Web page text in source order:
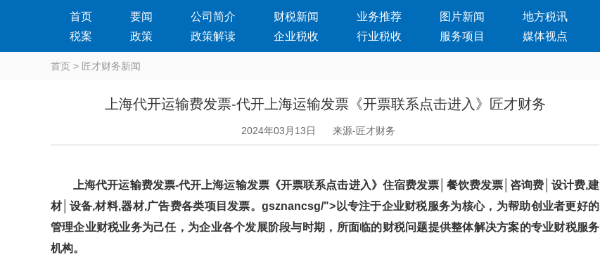
首页 要闻 公司简介 财税新闻 业务推荐 图片新闻 地方税讯
税案
政策 政策解读 企业税收 行业税收 服务项目 媒体视点
首页 > 匠才财务新闻
上海代开运输费发票-代开上海运输发票《开票联系点击进入》匠才财务
2024年03月13日 来源-匠才财务
上海代开运输费发票-代开上海运输发票《开票联系点击进入》住宿费发票│餐饮费发票│咨询费│设计费,建
材│设备,材料,器材,广告费各类项目发票。gsznancsg/">以专注于企业财税服务为核心，为帮助创业者更好的
管理企业财税业务为己任，为企业各个发展阶段与时期，所面临的财税问题提供整体解决方案的专业财税服务
机构。